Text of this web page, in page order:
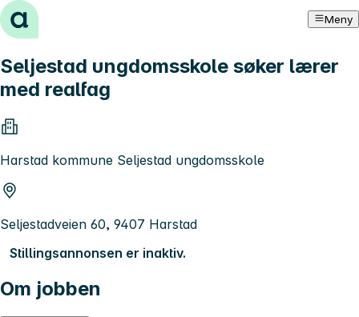
Hopp til innhold Meny
Seljestad ungdomsskole søker lærer
med realfag
Harstad kommune Seljestad ungdomsskole
Seljestadveien 60, 9407 Harstad
Stillingsannonsen er inaktiv.
Om jobben